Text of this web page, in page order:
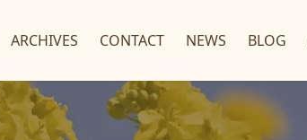
ARCHIVES CONTACT NEWS BLOG